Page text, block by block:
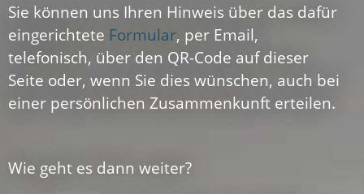
Sie können uns Ihren Hinweis über das dafür
eingerichtete Formular, per Email,
telefonisch, über den QR-Code auf dieser
Seite oder, wenn Sie dies wünschen, auch bei
einer persönlichen Zusammenkunft erteilen.
Wie geht es dann weiter?